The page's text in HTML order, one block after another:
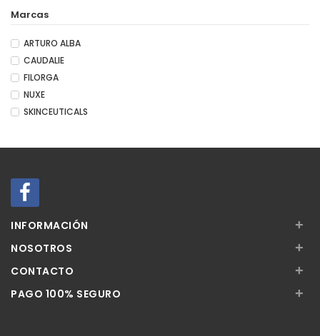
Marcas
ARTURO ALBA
CAUDALIE
FILORGA
NUXE
SKINCEUTICALS
INFORMACIÓN +
NOSOTROS +
CONTACTO +
PAGO 100% SEGURO +